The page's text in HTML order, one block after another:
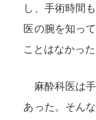
し、手術時間
医の腕を知っ
ことはなかった
麻酔科医は手
あった。そん